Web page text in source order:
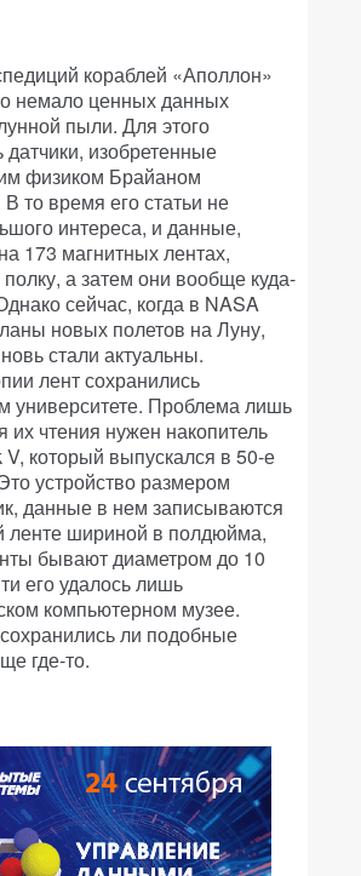
кораблей «Аполлон»
немало ценных данных
пыли. Для этого
изобретенные
физиком Брайаном
то время его статьи не
интереса, и данные,
173 магнитных лентах,
а затем они вообще куда-
сейчас, когда в NASA
новых полетов на Луну,
стали актуальны.
лент сохранились
университете. Проблема лишь
их чтения нужен накопитель
V, который выпускался в 50-е
устройство размером
данные в нем записываются
ленте шириной в полдюйма,
бывают диаметром до 10
его удалось лишь
компьютерном музее.
ли подобные
где-то.